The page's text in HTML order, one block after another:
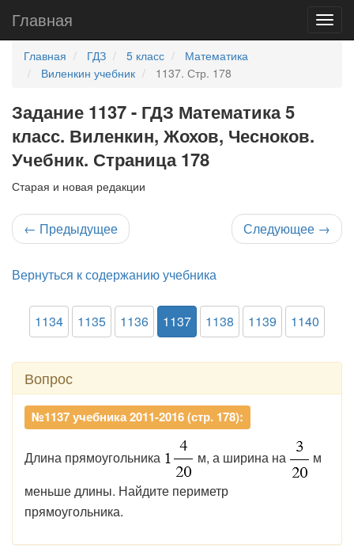
Главная
Главная ГДЗ 5 класс
Математика
Виленкин учебник
1137. Стр. 178
Задание 1137 - ГДЗ Математика 5
класс. Виленкин, Жохов, Чесноков.
Учебник. Страница 178
Старая и новая редакции
← Предыдущее Следующее →
Вернуться к содержанию учебника
1134 1135 1136 1137 1138 1139 1140
Вопрос
№1137 учебника 2011-2016 (стр. 178):
Длина прямоугольника м, а ширина на
м
меньше длины. Найдите периметр
прямоугольника.